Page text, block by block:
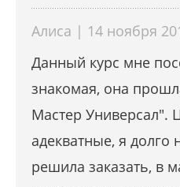
Алиса | 14 ноября
Данный курс мне
знакомая, она
Мастер Универсал".
адекватные, я долго
решила заказать, в